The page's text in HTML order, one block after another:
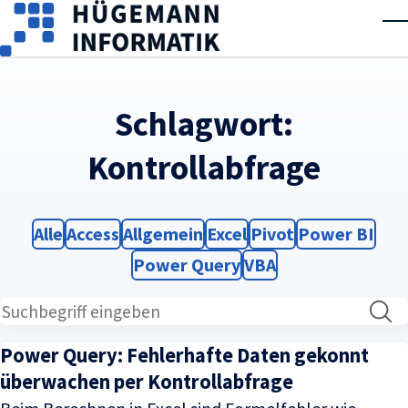
Skip to main content
Schlagwort:
Kontrollabfrage
Filter
Alle Filter
Access Filter
Allgemein Filter
Excel Filter
Pivot Filter
Power BI
Filter
Power QueryFilter
VBA
Power Query: Fehlerhafte Daten gekonnt
überwachen per Kontrollabfrage